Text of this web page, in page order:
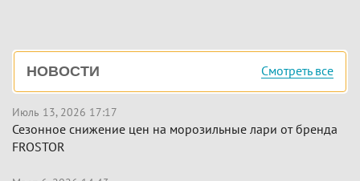
Боковая
панель
НОВОСТИ Смотреть все
Июль 13, 2026 17:17
Сезонное снижение цен на морозильные лари от бренда
FROSTOR